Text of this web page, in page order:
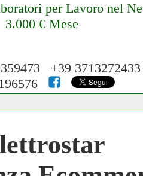
per Lavoro nel
3.000 € Mese
per Lavoro nel
Ecommerce nel
+39